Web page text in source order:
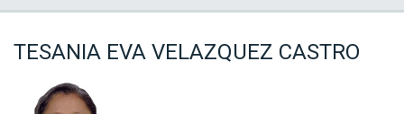
TESANIA EVA VELAZQUEZ CASTRO